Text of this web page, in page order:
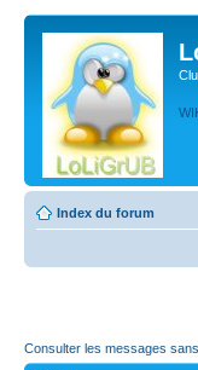
Index du forum
Consulter les messages